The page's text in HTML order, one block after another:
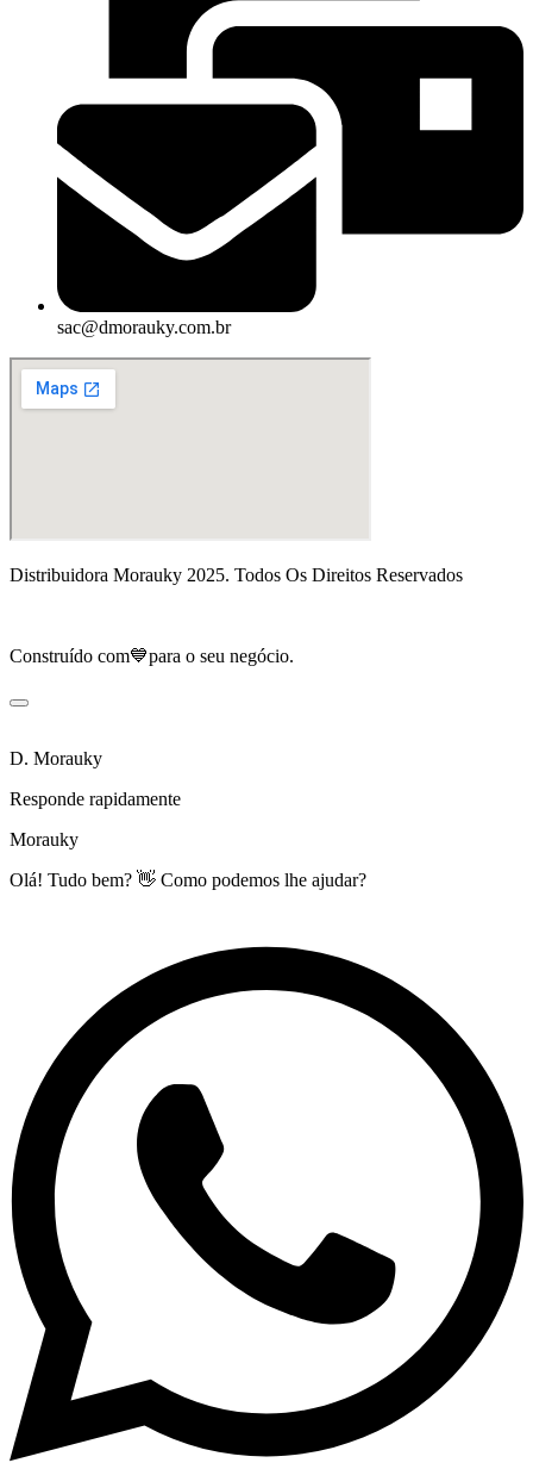
sac@dmorauky.com.br
Distribuidora Morauky 2025. Todos Os Direitos Reservados
Construído com💙para o seu negócio.
D. Morauky
Responde rapidamente
Morauky
Olá! Tudo bem? 👋 Como podemos lhe ajudar?